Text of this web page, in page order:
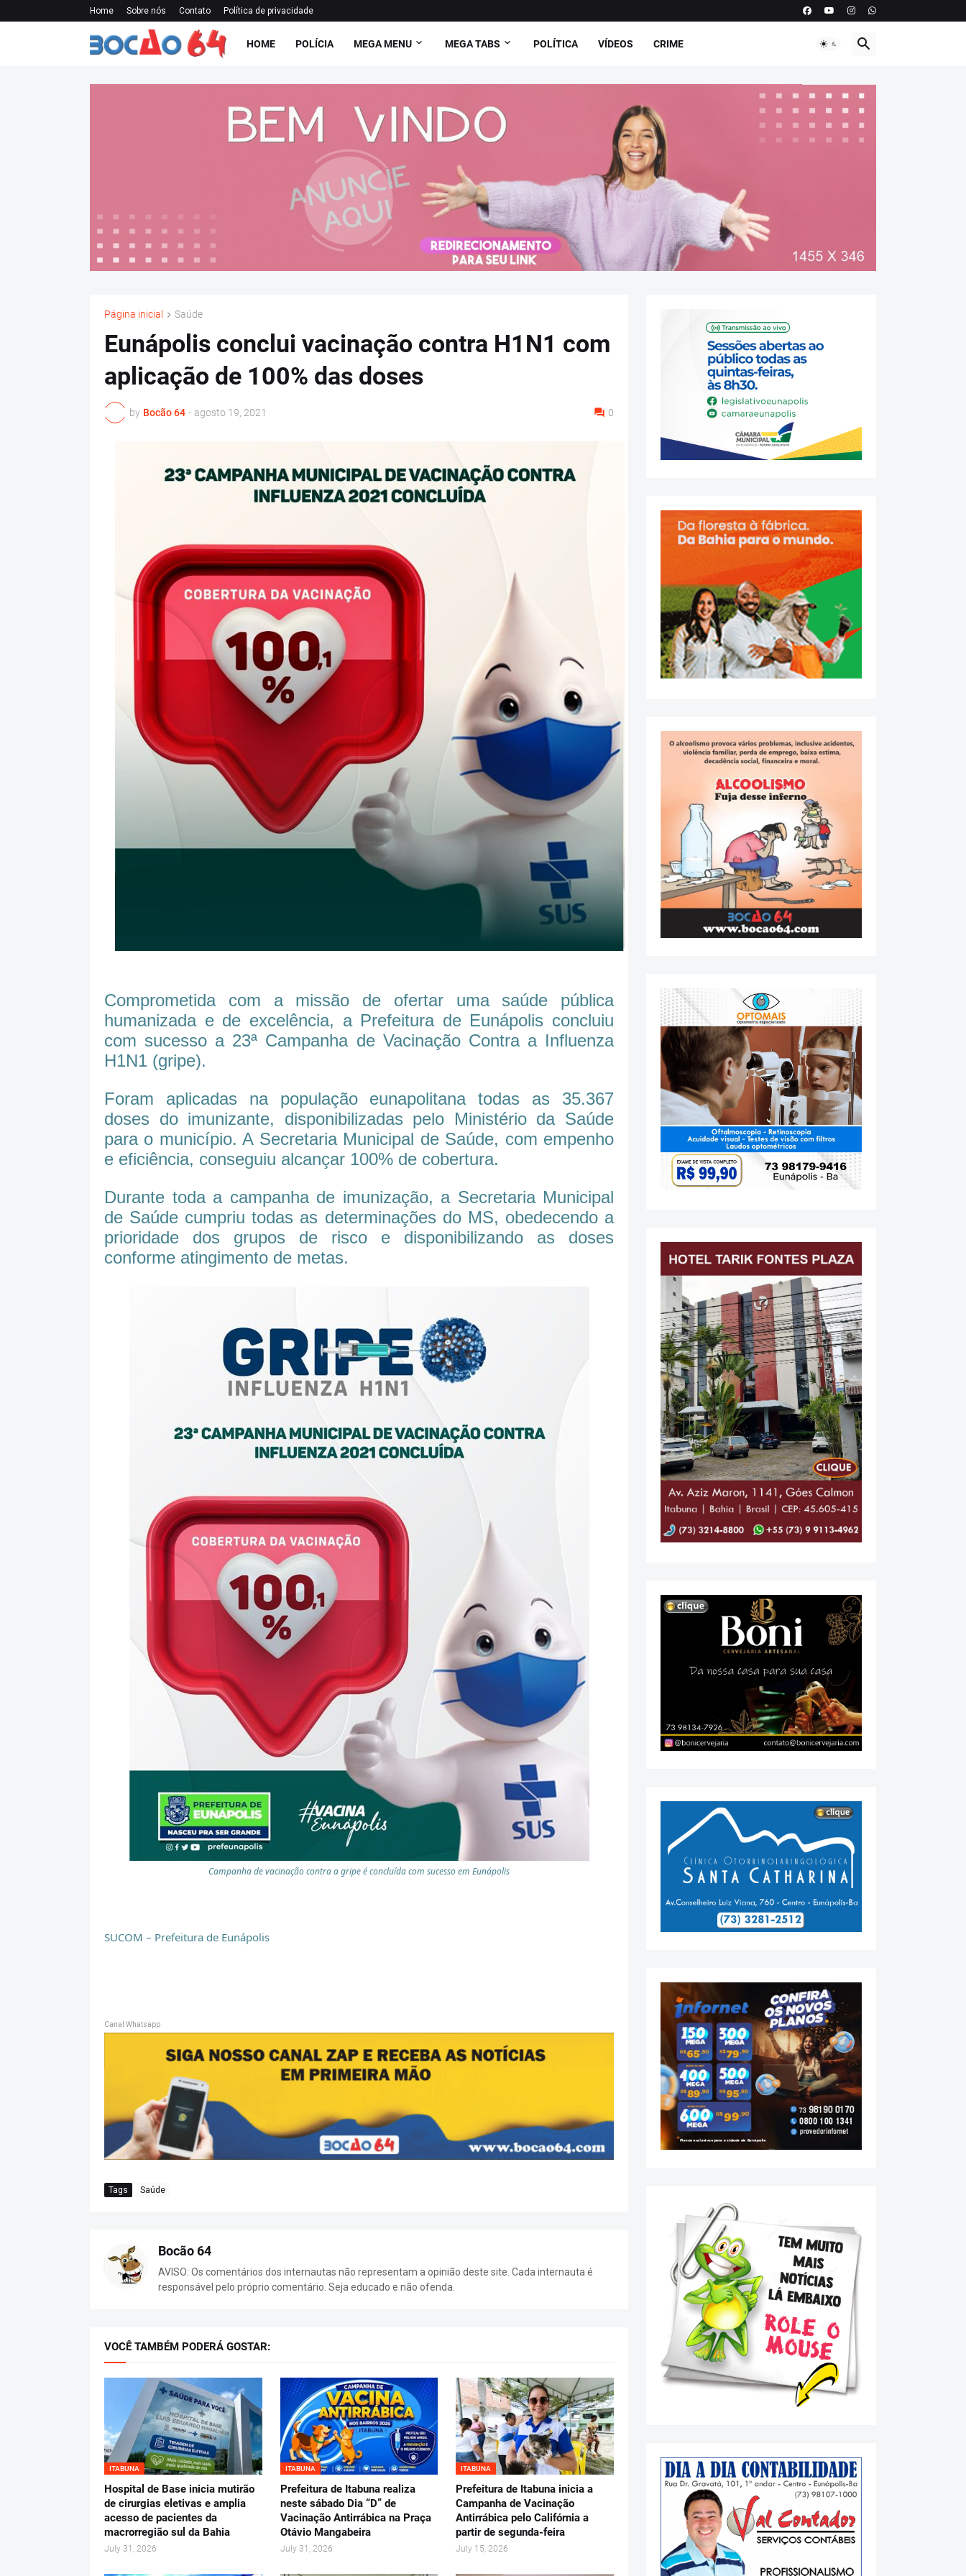
Home Sobre nós Contato Política de privacidade
HOME POLÍCIA MEGA MENU MEGA TABS POLÍTICA VÍDEOS CRIME
Página inicial Saúde
Eunápolis conclui vacinação contra H1N1 com
aplicação de 100% das doses
by Bocão 64 - agosto 19, 2021 0
Comprometida com a missão de ofertar uma saúde pública
humanizada e de excelência, a Prefeitura de Eunápolis concluiu
com sucesso a 23ª Campanha de Vacinação Contra a Influenza
H1N1 (gripe).
Foram aplicadas na população eunapolitana todas as 35.367
doses do imunizante, disponibilizadas pelo Ministério da Saúde
para o município. A Secretaria Municipal de Saúde, com empenho
e eficiência, conseguiu alcançar 100% de cobertura.
Durante toda a campanha de imunização, a Secretaria Municipal
de Saúde cumpriu todas as determinações do MS, obedecendo a
prioridade dos grupos de risco e disponibilizando as doses
conforme atingimento de metas.
Campanha de vacinação contra a gripe é concluída com sucesso em Eunápolis
SUCOM – Prefeitura de Eunápolis
Canal Whatsapp
Tags Saúde
Bocão 64
AVISO: Os comentários dos internautas não representam a opinião deste site. Cada internauta é
responsável pelo próprio comentário. Seja educado e não ofenda.
VOCÊ TAMBÉM PODERÁ GOSTAR:
ITABUNA
Hospital de Base inicia mutirão
de cirurgias eletivas e amplia
acesso de pacientes da
macrorregião sul da Bahia
July 31, 2026
ITABUNA
Prefeitura de Itabuna realiza
neste sábado Dia “D” de
Vacinação Antirrábica na Praça
Otávio Mangabeira
July 31, 2026
ITABUNA
Prefeitura de Itabuna inicia a
Campanha de Vacinação
Antirrábica pelo Califórnia a
partir de segunda-feira
July 15, 2026